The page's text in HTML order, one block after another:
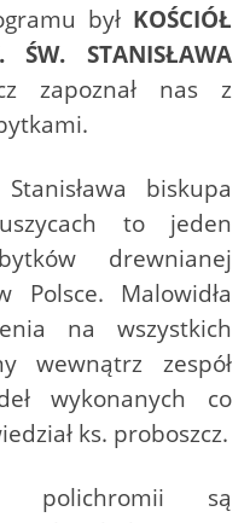
był KOŚCIÓŁ
ŚW. STANISŁAWA
zapoznał nas z
biskupa
to jeden
drewnianej
Malowidła
na wszystkich
wewnątrz zespół
wykonanych co
ks. proboszcz.
polichromii są